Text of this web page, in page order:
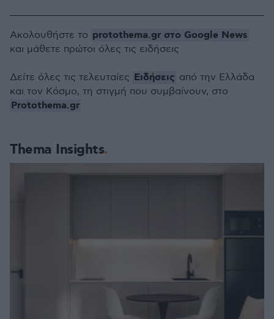
Thema Insights
Ακολουθήστε το protothema.gr στο Google News
και μάθετε πρώτοι όλες τις ειδήσεις
Δείτε όλες τις τελευταίες Ειδήσεις από την Ελλάδα
και τον Κόσμο, τη στιγμή που συμβαίνουν, στο
Protothema.gr